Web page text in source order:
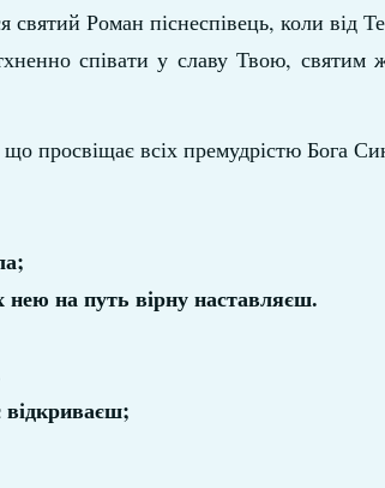
Роман піснеспівець, коли від
співати у славу Твою, святим
просвіщає всіх премудрістю Бога
нею на путь вірну наставляєш.
відкриваєш;